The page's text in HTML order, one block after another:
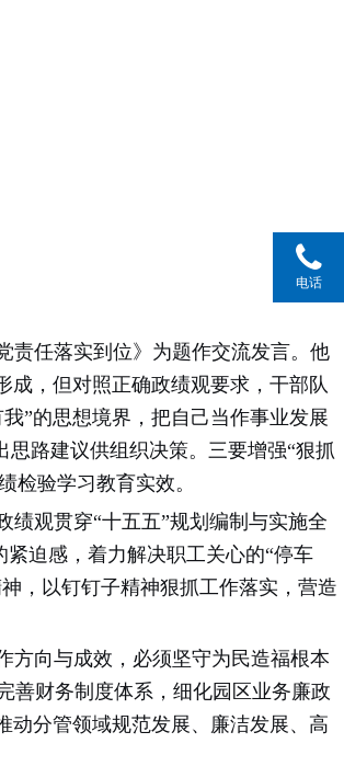
任落实到位》为题作交流发言。他
成，但对照正确政绩观要求，干部队
”的思想境界，把自己当作事业发展
路建议供组织决策。三要增强“狠抓
检验学习教育实效。
观贯穿“十五五”规划编制与实施全
迫感，着力解决职工关心的“停车
，以钉钉子精神狠抓工作落实，营造
向与成效，必须坚守为民造福根本
善财务制度体系，细化园区业务廉政
动分管领域规范发展、廉洁发展、高
电话